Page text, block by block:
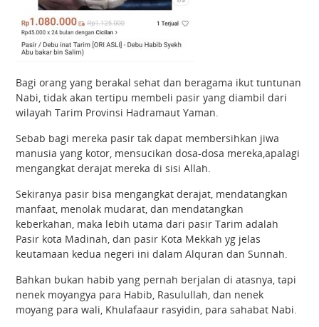
Bagi orang yang berakal sehat dan beragama ikut tuntunan
Nabi, tidak akan tertipu membeli pasir yang diambil dari
wilayah Tarim Provinsi Hadramaut Yaman.
Sebab bagi mereka pasir tak dapat membersihkan jiwa
manusia yang kotor, mensucikan dosa-dosa mereka,apalagi
mengangkat derajat mereka di sisi Allah.
Sekiranya pasir bisa mengangkat derajat, mendatangkan
manfaat, menolak mudarat, dan mendatangkan
keberkahan, maka lebih utama dari pasir Tarim adalah
Pasir kota Madinah, dan pasir Kota Mekkah yg jelas
keutamaan kedua negeri ini dalam Alquran dan Sunnah.
Bahkan bukan habib yang pernah berjalan di atasnya, tapi
nenek moyangya para Habib, Rasulullah, dan nenek
moyang para wali, Khulafaaur rasyidin, para sahabat Nabi.